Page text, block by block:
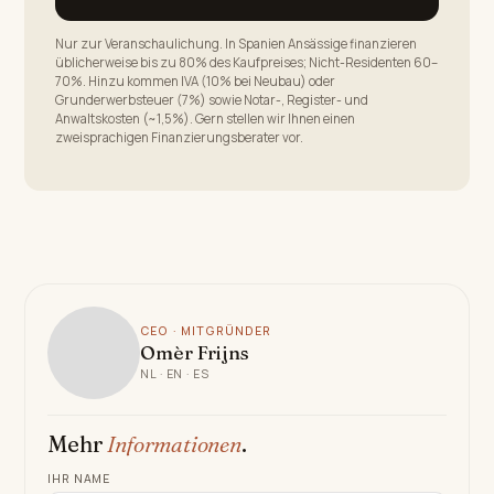
Nur zur Veranschaulichung. In Spanien Ansässige finanzieren
üblicherweise bis zu 80% des Kaufpreises; Nicht-Residenten 60–
70%. Hinzu kommen IVA (10% bei Neubau) oder
Grunderwerbsteuer (7%) sowie Notar-, Register- und
Anwaltskosten (~1,5%). Gern stellen wir Ihnen einen
zweisprachigen Finanzierungsberater vor.
CEO · MITGRÜNDER
Omèr Frijns
NL · EN · ES
Mehr Informationen.
IHR NAME